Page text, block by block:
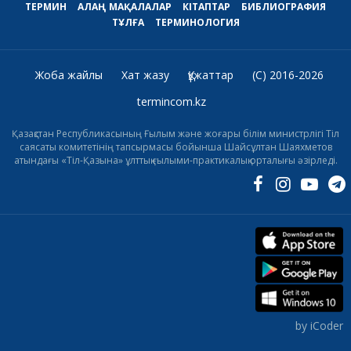
ТЕРМИН АЛАҢ МАҚАЛАЛАР КІТАПТАР
БИБЛИОГРАФИЯ
ТҰЛҒА
ТЕРМИНОЛОГИЯ
Жоба жайлы Хат жазу Құжаттар
(C) 2016-2026
termincom.kz
Қазақстан Республикасының Ғылым және жоғары білім министрлігі Тіл
саясаты комитетінің тапсырмасы бойынша Шайсұлтан Шаяхметов
атындағы «Тіл-Қазына» ұлттық ғылыми-практикалық орталығы әзірледі.
by iCoder